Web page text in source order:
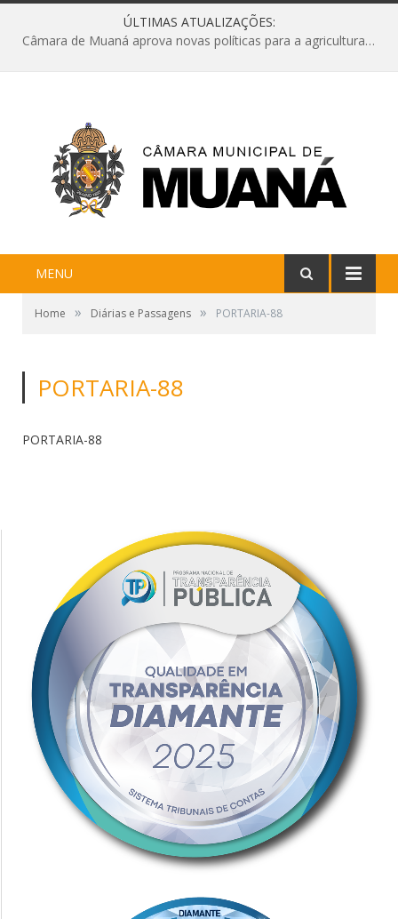
ÚLTIMAS ATUALIZAÇÕES:
Câmara de Muaná aprova novas políticas para a agricultura e solicita reforma da Ponte do Reduto
MENU
Home » Diárias e Passagens » PORTARIA-88
PORTARIA-88
PORTARIA-88